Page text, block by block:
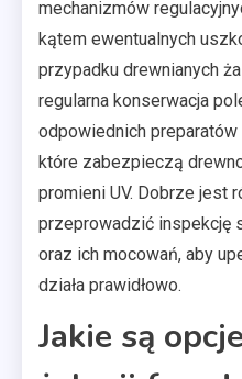
mechanizmów
kątem ewentualnych
przypadku drewnianych
regularna konserwacja
odpowiednich
które zabezpieczą
promieni UV. Dobrze jest
przeprowadzić inspekcję
oraz ich mocowań, aby
działa prawidłowo.
Jakie są